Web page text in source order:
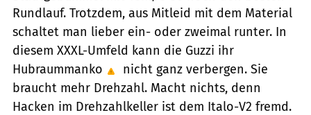
Rundlauf. Trotzdem, aus Mitleid mit dem Material
schaltet man lieber ein- oder zweimal runter. In
diesem XXXL-Umfeld kann die Guzzi ihr
Hubraummanko
nicht ganz verbergen. Sie
braucht mehr Drehzahl. Macht nichts, denn
Hacken im Drehzahl­keller ist dem Italo-V2 fremd.